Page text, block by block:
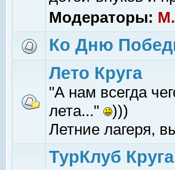
Модераторы:
Ко Дню
Лето Круга
"А нам всегда
лета..."
)))
Летние лагеря,
ТурКлуб Круга